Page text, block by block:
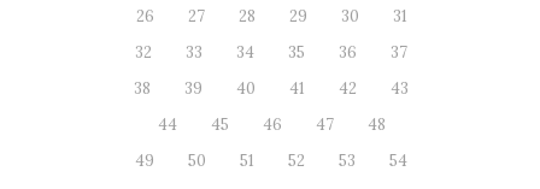
26
27 28 29 30
31
32
33 34 35 36
37
38
39 40 41 42
43
44
45 46 47
48
49
50 51 52 53
54